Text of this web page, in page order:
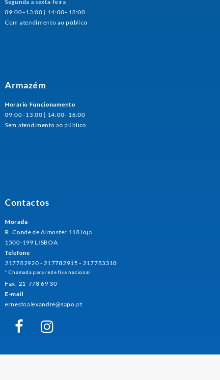
Segunda a sexta-feira
09:00–13:00 | 14:00–18:00
Com atendimento ao público
Armazém
Horário Funcionamento
09:00–13:00 | 14:00–18:00
Sem atendimento ao público
Contactos
Morada
R. Conde de Almoster 118 loja
1500-199 LISBOA
Telefone
217782920 - 217782915 - 217783310
* Chamada para rede fixa nacional
Fax: 21-778 69 30
E-mail
ernestoalexandre@sapo.pt